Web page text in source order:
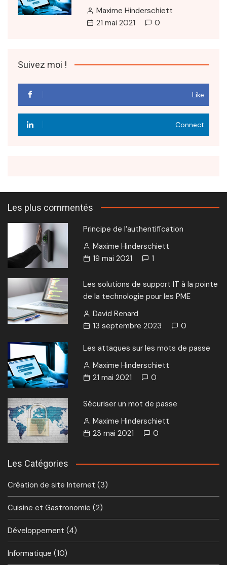
Maxime Hinderschiett
21 mai 2021
0
Suivez moi !
Like
Connect
Les plus commentés
Principe de l’authentification
Maxime Hinderschiett
19 mai 2021
1
Les solutions de support IT à la pointe
de la technologie pour les PME
David Renard
13 septembre 2023
0
Les attaques sur les mots de passe
Maxime Hinderschiett
21 mai 2021
0
Sécuriser un mot de passe
Maxime Hinderschiett
23 mai 2021
0
Les Catégories
Création de site Internet (3)
Cuisine et Gastronomie (2)
Développement (4)
Informatique (10)